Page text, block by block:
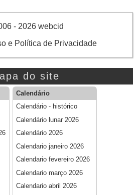
- 2026 webcid
e Política de Privacidade
do site
Calendário
Calendário - histórico
Calendário lunar 2026
Calendário 2026
Calendario janeiro 2026
Calendario fevereiro 2026
Calendario março 2026
Calendario abril 2026